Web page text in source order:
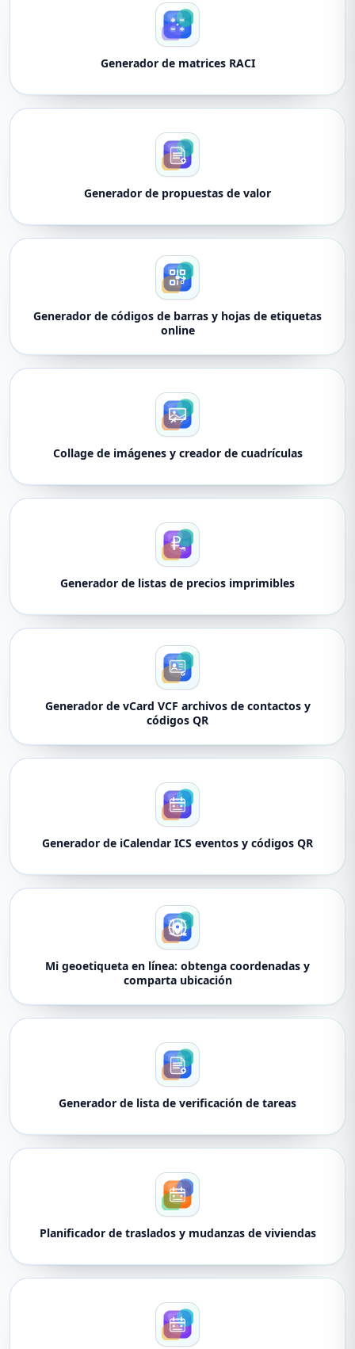
Generador de matrices RACI
Generador de propuestas de valor
Generador de códigos de barras y hojas de etiquetas
online
Collage de imágenes y creador de cuadrículas
Generador de listas de precios imprimibles
Generador de vCard VCF archivos de contactos y
códigos QR
Generador de iCalendar ICS eventos y códigos QR
Mi geoetiqueta en línea: obtenga coordenadas y
comparta ubicación
Generador de lista de verificación de tareas
Planificador de traslados y mudanzas de viviendas